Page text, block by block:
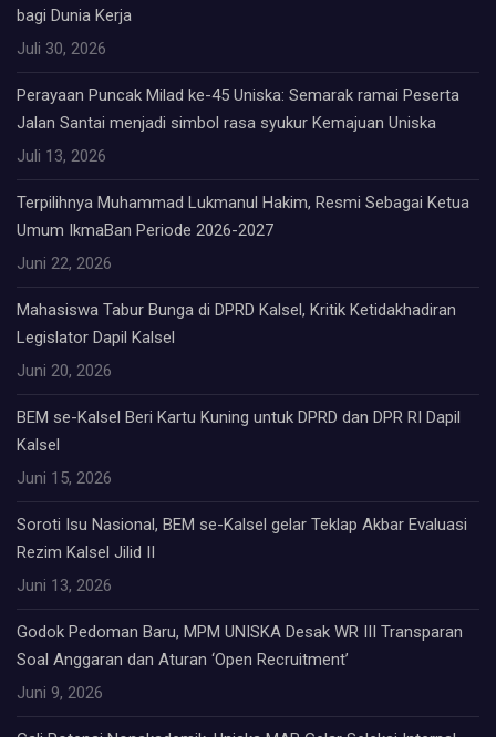
bagi Dunia Kerja
Juli 30, 2026
Perayaan Puncak Milad ke-45 Uniska: Semarak ramai Peserta
Jalan Santai menjadi simbol rasa syukur Kemajuan Uniska
Juli 13, 2026
Terpilihnya Muhammad Lukmanul Hakim, Resmi Sebagai Ketua
Umum IkmaBan Periode 2026-2027
Juni 22, 2026
Mahasiswa Tabur Bunga di DPRD Kalsel, Kritik Ketidakhadiran
Legislator Dapil Kalsel
Juni 20, 2026
BEM se-Kalsel Beri Kartu Kuning untuk DPRD dan DPR RI Dapil
Kalsel
Juni 15, 2026
Soroti Isu Nasional, BEM se-Kalsel gelar Teklap Akbar Evaluasi
Rezim Kalsel Jilid II
Juni 13, 2026
Godok Pedoman Baru, MPM UNISKA Desak WR III Transparan
Soal Anggaran dan Aturan ‘Open Recruitment’
Juni 9, 2026